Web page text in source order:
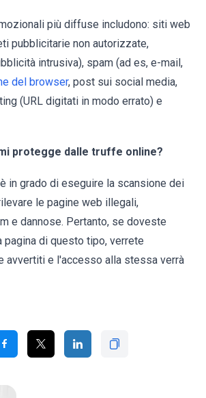
più diffuse includono: siti web
pubblicitarie non autorizzate,
intrusiva), spam (ad es, e-mail,
del browser, post sui social media,
(URL digitati in modo errato) e
protegge dalle truffe online?
in grado di eseguire la scansione dei
le pagine web illegali,
e dannose. Pertanto, se doveste
pagina di questo tipo, verrete
avvertiti e l'accesso alla stessa verrà